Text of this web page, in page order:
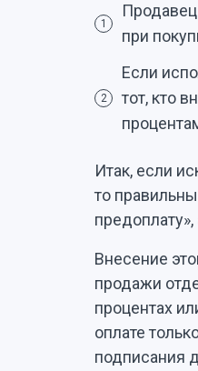
1
при
2
Если
тот, кто
Итак, если
то
предоплату»,
Внесение
продажи
процентах
оплате
подписания